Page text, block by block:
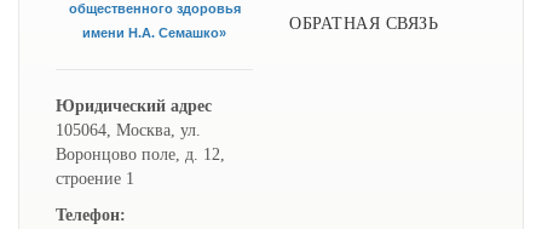
общественного здоровья
имени Н.А. Семашко»
Юридический адрес
105064, Москва, ул.
Воронцово поле, д. 12,
строение 1
Телефон:
ОБРАТНАЯ СВЯЗЬ